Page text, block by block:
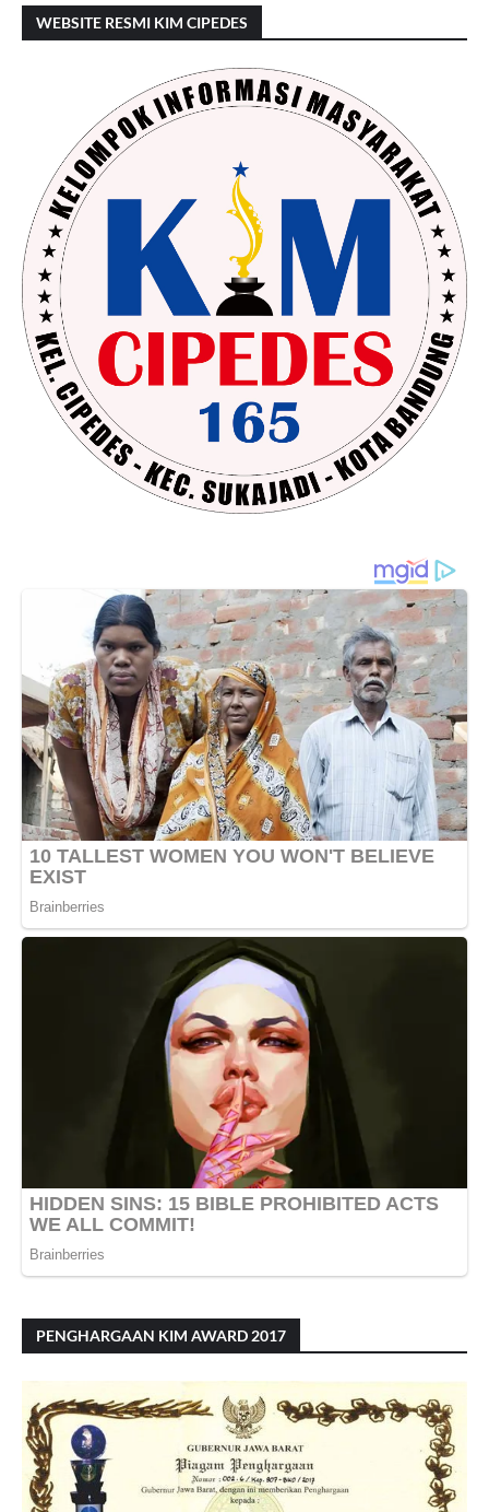
WEBSITE RESMI KIM CIPEDES
PENGHARGAAN KIM AWARD 2017